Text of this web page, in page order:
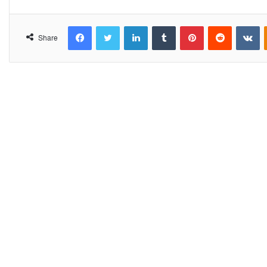
Share